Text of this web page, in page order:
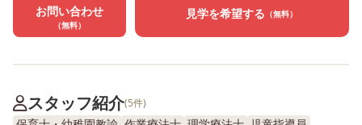
お問い合わせ
（無料）
見学を希望する （無料）
スタッフ紹介(5件)